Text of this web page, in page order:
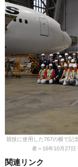
競技に使用した767の横で記
者＝16年10月27日
関連リンク